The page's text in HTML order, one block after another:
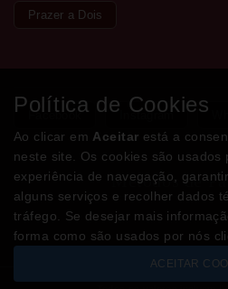
Prazer a Dois
Facebook Instagram
Métodos de
Política de Cookies
Ao clicar em Aceitar está a
neste site. Os cookies são usados
experiência de navegação,
alguns serviços e recolher dados
tráfego. Se desejar mais
forma como são usados por nós
ACEITAR